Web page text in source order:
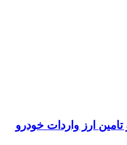
ارز واردات خودرو